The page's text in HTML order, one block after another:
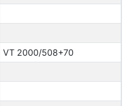
VT 2000/508+70